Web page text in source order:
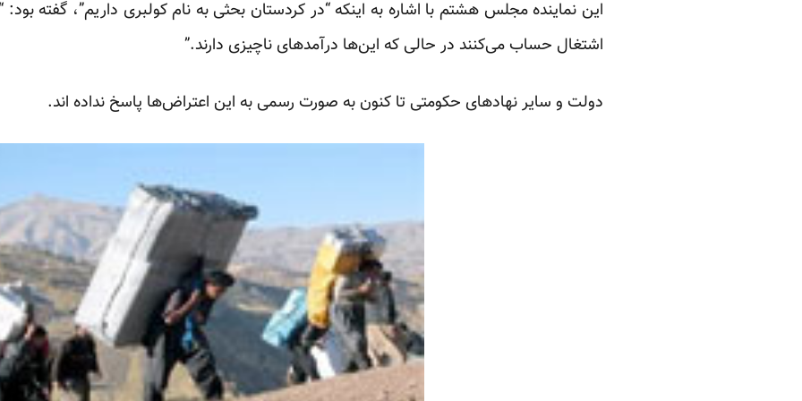
این نماینده مجلس هشتم با اشاره به اینکه “در کردستان بحثی به نام کولبری داریم”، گفته بود:
اشتغال حساب می‌کنند در حالی که این‌ها درآمدهای ناچیزی دارند.”
دولت و سایر نهادهای حکومتی تا کنون به صورت رسمی به این اعتراض‌ها پاسخ نداده اند.